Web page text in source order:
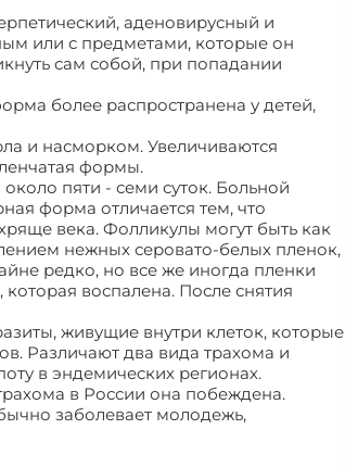
аденовирусный и
или с предметами, которые он
сам собой, при попадании
более распространена у детей,
и насморком. Увеличиваются
формы.
пяти - семи суток. Больной
форма отличается тем, что
века. Фолликулы могут быть как
нежных серовато-белых пленок,
редко, но все же иногда пленки
воспалена. После снятия
живущие внутри клеток, которые
Различают два вида трахома и
в эндемических регионах.
в России она побеждена.
заболевает молодежь,